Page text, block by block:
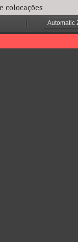
colocações